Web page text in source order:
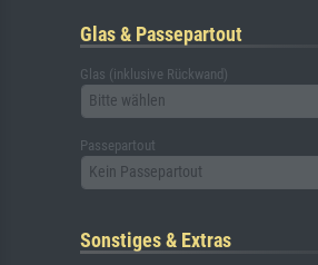
Glas & Passepartout
Glas (inklusive Rückwand)
Bitte wählen
Passepartout
Kein Passepartout
Sonstiges & Extras